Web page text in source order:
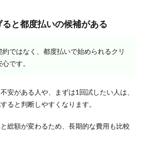
ると都度払いの候補がある
約ではなく、都度払いで始められるクリ
です。
安がある人や、まずは1回試したい人は、
ると判断しやすくなります。
総額が変わるため、長期的な費用も比較